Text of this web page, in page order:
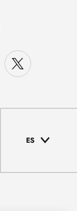
ES